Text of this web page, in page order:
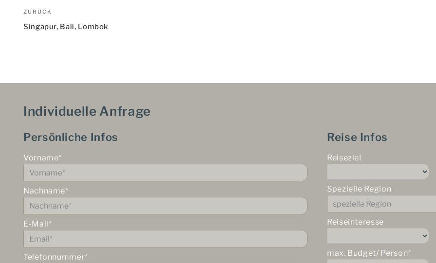
Beitragsnavigation
Vorheriger
Beitrag
ZURÜCK
Singapur, Bali, Lombok
Individuelle Anfrage
Persönliche Infos
Vorname*
Nachname*
E-Mail*
Telefonnummer*
Reise Infos
Reiseziel
Spezielle Region
Reiseinteresse
max. Budget/ Person*